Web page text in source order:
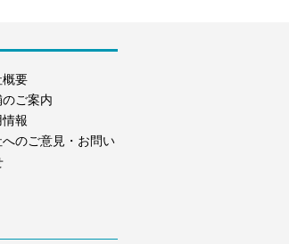
概要
のご案内
報
へのご意見・お問い